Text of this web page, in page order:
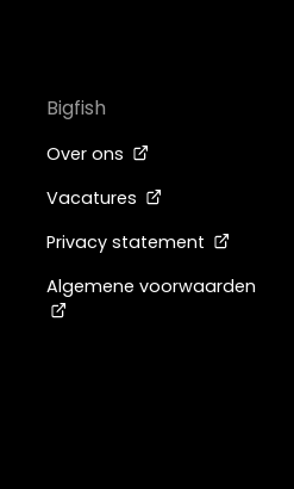
Bigfish
Over ons
Vacatures
Privacy statement
Algemene voorwaarden